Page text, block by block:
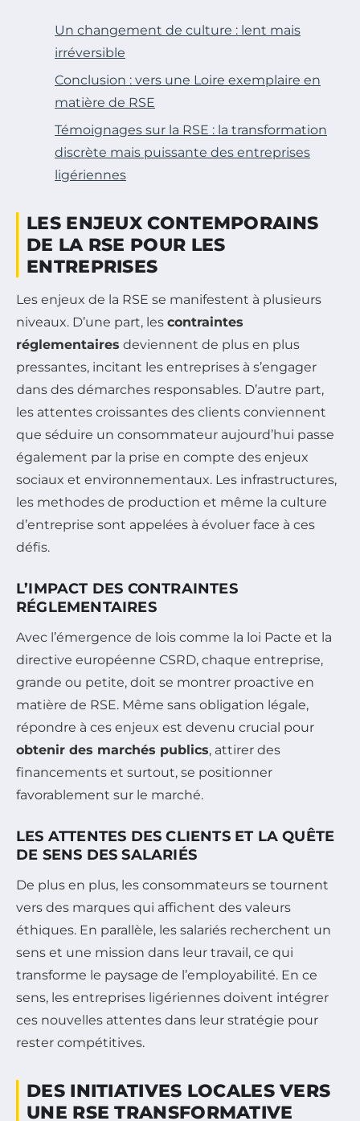
Un changement de culture : lent mais
irréversible
Conclusion : vers une Loire exemplaire en
matière de RSE
Témoignages sur la RSE : la transformation
discrète mais puissante des entreprises
ligériennes
LES ENJEUX CONTEMPORAINS
DE LA RSE POUR LES
ENTREPRISES
Les enjeux de la RSE se manifestent à plusieurs
niveaux. D’une part, les contraintes
réglementaires deviennent de plus en plus
pressantes, incitant les entreprises à s’engager
dans des démarches responsables. D’autre part,
les attentes croissantes des clients conviennent
que séduire un consommateur aujourd’hui passe
également par la prise en compte des enjeux
sociaux et environnementaux. Les infrastructures,
les methodes de production et même la culture
d’entreprise sont appelées à évoluer face à ces
défis.
L’IMPACT DES CONTRAINTES
RÉGLEMENTAIRES
Avec l’émergence de lois comme la loi Pacte et la
directive européenne CSRD, chaque entreprise,
grande ou petite, doit se montrer proactive en
matière de RSE. Même sans obligation légale,
répondre à ces enjeux est devenu crucial pour
obtenir des marchés publics, attirer des
financements et surtout, se positionner
favorablement sur le marché.
LES ATTENTES DES CLIENTS ET LA QUÊTE
DE SENS DES SALARIÉS
De plus en plus, les consommateurs se tournent
vers des marques qui affichent des valeurs
éthiques. En parallèle, les salariés recherchent un
sens et une mission dans leur travail, ce qui
transforme le paysage de l’employabilité. En ce
sens, les entreprises ligériennes doivent intégrer
ces nouvelles attentes dans leur stratégie pour
rester compétitives.
DES INITIATIVES LOCALES VERS
UNE RSE TRANSFORMATIVE